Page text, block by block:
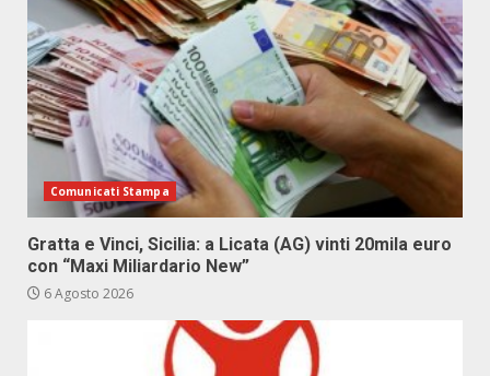
Comunicati Stampa
Gratta e Vinci, Sicilia: a Licata (AG) vinti 20mila euro
con “Maxi Miliardario New”
6 Agosto 2026